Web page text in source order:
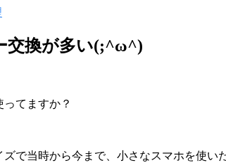
交換が多い(;^ω^)
てますか？
で当時から今まで、小さなスマホを使い